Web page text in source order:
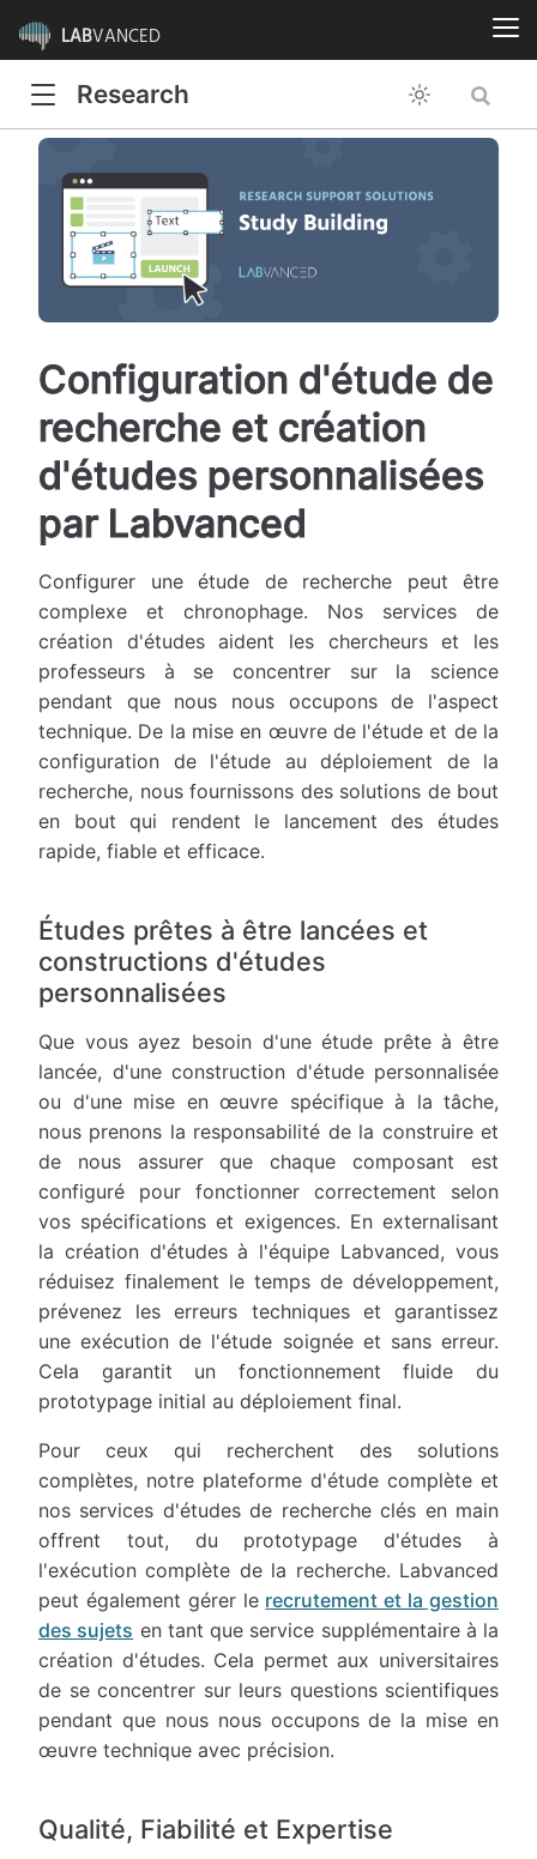
LABVANCED
Research
Configuration d'étude de
recherche et création
d'études personnalisées
par Labvanced
Configurer une étude de recherche peut être
complexe et chronophage. Nos services de
création d'études aident les chercheurs et les
professeurs à se concentrer sur la science
pendant que nous nous occupons de l'aspect
technique. De la mise en œuvre de l'étude et de la
configuration de l'étude au déploiement de la
recherche, nous fournissons des solutions de bout
en bout qui rendent le lancement des études
rapide, fiable et efficace.
Études prêtes à être lancées et
constructions d'études
personnalisées
Que vous ayez besoin d'une étude prête à être
lancée, d'une construction d'étude personnalisée
ou d'une mise en œuvre spécifique à la tâche,
nous prenons la responsabilité de la construire et
de nous assurer que chaque composant est
configuré pour fonctionner correctement selon
vos spécifications et exigences. En externalisant
la création d'études à l'équipe Labvanced, vous
réduisez finalement le temps de développement,
prévenez les erreurs techniques et garantissez
une exécution de l'étude soignée et sans erreur.
Cela garantit un fonctionnement fluide du
prototypage initial au déploiement final.
Pour ceux qui recherchent des solutions
complètes, notre plateforme d'étude complète et
nos services d'études de recherche clés en main
offrent tout, du prototypage d'études à
l'exécution complète de la recherche. Labvanced
peut également gérer le recrutement et la gestion
des sujets en tant que service supplémentaire à la
création d'études. Cela permet aux universitaires
de se concentrer sur leurs questions scientifiques
pendant que nous nous occupons de la mise en
œuvre technique avec précision.
Qualité, Fiabilité et Expertise